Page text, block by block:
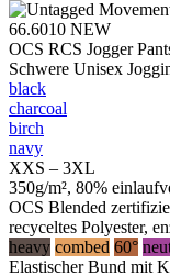
66.6010 NEW
OCS RCS Jogger
Schwere Unisex
black
charcoal
birch
navy
XXS – 3XL
350g/m², 80%
OCS Blended
recyceltes Polyester,
heavy combed 60°
Elastischer Bund mit